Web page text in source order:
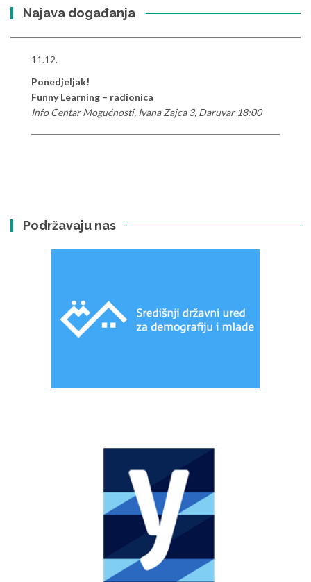
Najava događanja
11.12.
Ponedjeljak!
Funny Learning – radionica
Info Centar Mogućnosti, Ivana Zajca 3, Daruvar 18:00
Podržavaju nas